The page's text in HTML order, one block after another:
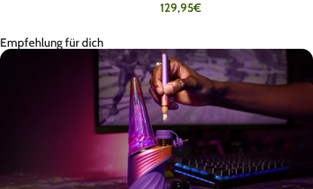
129,95€
Empfehlung für dich